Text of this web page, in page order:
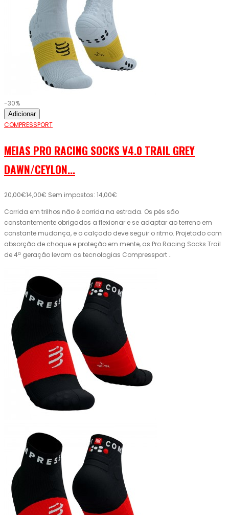
-30%
Adicionar
COMPRESSPORT
MEIAS PRO RACING SOCKS V4.0 TRAIL GREY
DAWN/CEYLON...
20,00€14,00€ Sem impostos: 14,00€
Corrida em trilhos não é corrida na estrada. Os pés são
constantemente obrigados a flexionar e se adaptar ao terreno em
constante mudança, e o calçado deve seguir o ritmo. Projetado com
absorção de choque e proteção em mente, as Pro Racing Socks Trail
de 4ª geração levam as tecnologias Compressport ..